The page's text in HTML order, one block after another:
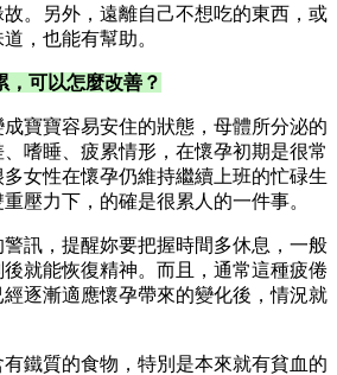
。另外，遠離自己不想吃的東西，或
，也能有幫助。
可以怎麼改善？
寶寶容易安住的狀態，母體所分泌的
嗜睡、疲累情形，在懷孕初期是很常
女性在懷孕仍維持繼續上班的忙碌生
壓力下，的確是很累人的一件事。
訊，提醒妳要把握時間多休息，一般
就能恢復精神。而且，通常這種疲倦
逐漸適應懷孕帶來的變化後，情況就
鐵質的食物，特別是本來就有貧血的